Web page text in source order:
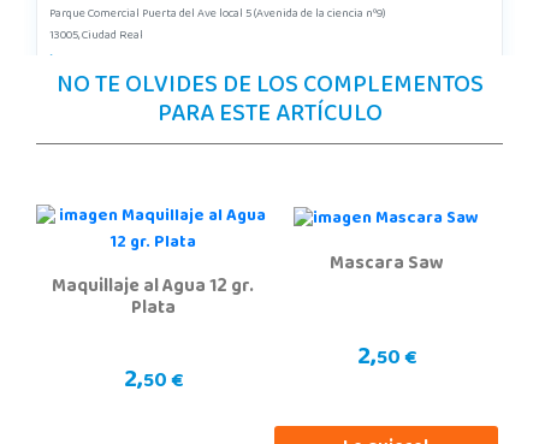
Parque Comercial Puerta del Ave local 5 (Avenida de la ciencia nº9)
13005, Ciudad Real
Localizar Tienda
Juguetilandia Córdoba
C/ INGENIERO JUAN DE LA CIERVA 1 Polígono Industrial La Torrecilla
14013, Córdoba
NO TE OLVIDES DE LOS COMPLEMENTOS
PARA ESTE ARTÍCULO
Maquillaje al Agua 12 gr.
Plata
2,50 €
Mascara Saw
2,50 €